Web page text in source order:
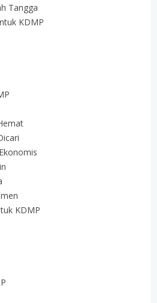
Tangga
KDMP
KDMP